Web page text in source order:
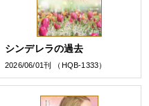
シンデレラの過去
2026/06/01刊 （HQB-1333）